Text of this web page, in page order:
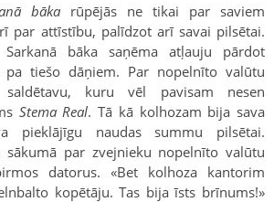
bāka rūpējās ne tikai par saviem
par attīstību, palīdzot arī savai pilsētai.
Sarkanā bāka saņēma atļauju pārdot
pa tiešo dāņiem. Par nopelnīto valūtu
saldētavu, kuru vēl pavisam nesen
Stema Real. Tā kā kolhozam bija sava
pieklājīgu naudas summu pilsētai.
sākumā par zvejnieku nopelnīto valūtu
datorus. «Bet kolhoza kantorim
kopētāju. Tas bija īsts brīnums!»